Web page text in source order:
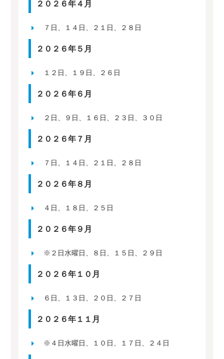
２０２６年４月
７日、１４日、２１日、２８日
２０２６年５月
１２日、１９日、２６日
２０２６年６月
２日、９日、１６日、２３日、３０日
２０２６年７月
７日、１４日、２１日、２８日
２０２６年８月
４日、１８日、２５日
２０２６年９月
※２日水曜日、８日、１５日、２９日
２０２６年１０月
６日、１３日、２０日、２７日
２０２６年１１月
※４日水曜日、１０日、１７日、２４日